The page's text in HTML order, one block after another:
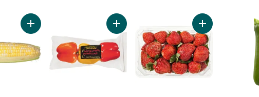
demi-pinte au panier
Ajouter Maïs deux couleurs, maïs en épis au panier
Ajouter Poivrons de serre au panier
Ajouter Fraises,